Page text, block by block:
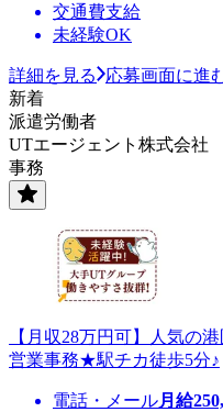
交通費支給
未経験OK
詳細を見る
応募画面に進
新着
派遣労働者
UTエージェント株式会社
事務
【月収28万円可】人気の
営業事務★駅チカ徒歩5分♪
電話・メール月給